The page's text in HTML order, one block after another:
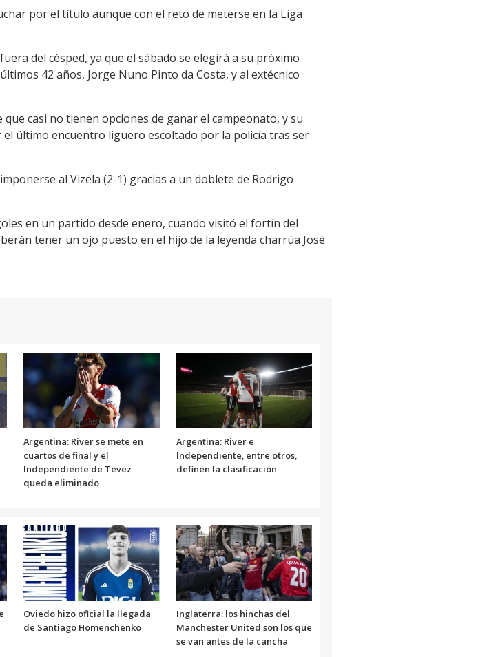
por el título aunque con el reto de meterse en la Liga
del césped, ya que el sábado se elegirá a su próximo
42 años, Jorge Nuno Pinto da Costa, y al extécnico
casi no tienen opciones de ganar el campeonato, y su
último encuentro liguero escoltado por la policía tras ser
al Vizela (2-1) gracias a un doblete de Rodrigo
en un partido desde enero, cuando visitó el fortín del
tener un ojo puesto en el hijo de la leyenda charrúa José
Argentina: River se mete en
cuartos de final y el
Independiente de Tevez
queda eliminado
Argentina: River e
Independiente, entre otros,
definen la clasificación
Oviedo hizo oficial la llegada
de Santiago Homenchenko
Inglaterra: los hinchas del
Manchester United son los que
se van antes de la cancha